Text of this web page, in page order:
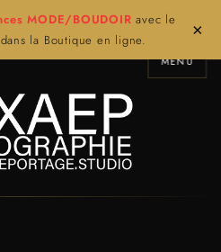
MODE/BOUDOIR avec le
la Boutique en ligne.
×
MENU